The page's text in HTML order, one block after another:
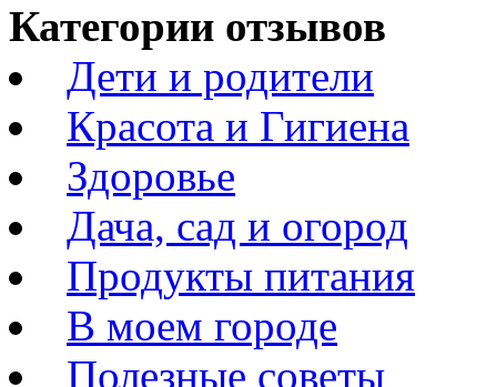
Категории отзывов
Дети и родители
Красота и Гигиена
Здоровье
Дача, сад и огород
Продукты питания
В моем городе
Полезные советы